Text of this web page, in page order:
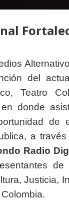
del
Teatro
donde
a
Radio
Justicia,